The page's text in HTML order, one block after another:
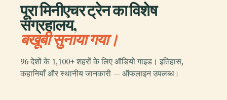
पूरा मिनीएचर ट्रेन का विशेष
संग्रहालय,
बखूबी सुनाया गया।
96 देशों के 1,100+ शहरों के लिए ऑडियो गाइड। इतिहास,
कहानियाँ और स्थानीय जानकारी — ऑफलाइन उपलब्ध।